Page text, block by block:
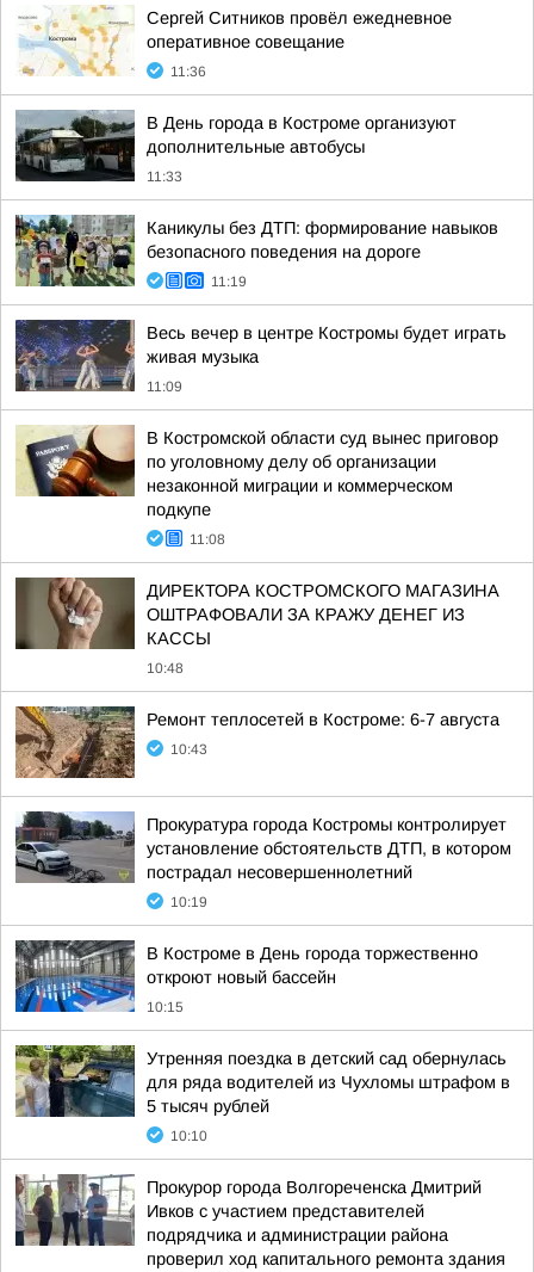
Сергей Ситников провёл ежедневное
оперативное совещание
11:36
В День города в Костроме организуют
дополнительные автобусы
11:33
Каникулы без ДТП: формирование навыков
безопасного поведения на дороге
11:19
Весь вечер в центре Костромы будет играть
живая музыка
11:09
В Костромской области суд вынес приговор
по уголовному делу об организации
незаконной миграции и коммерческом
подкупе
11:08
ДИРЕКТОРА КОСТРОМСКОГО МАГАЗИНА
ОШТРАФОВАЛИ ЗА КРАЖУ ДЕНЕГ ИЗ
КАССЫ
10:48
Ремонт теплосетей в Костроме: 6-7 августа
10:43
Прокуратура города Костромы контролирует
установление обстоятельств ДТП, в котором
пострадал несовершеннолетний
10:19
В Костроме в День города торжественно
откроют новый бассейн
10:15
Утренняя поездка в детский сад обернулась
для ряда водителей из Чухломы штрафом в
5 тысяч рублей
10:10
Прокурор города Волгореченска Дмитрий
Ивков с участием представителей
подрядчика и администрации района
проверил ход капитального ремонта здания